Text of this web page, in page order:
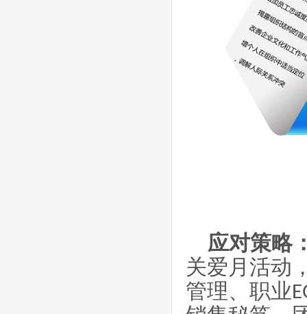
应对策略
关爱月活动
管理、职业